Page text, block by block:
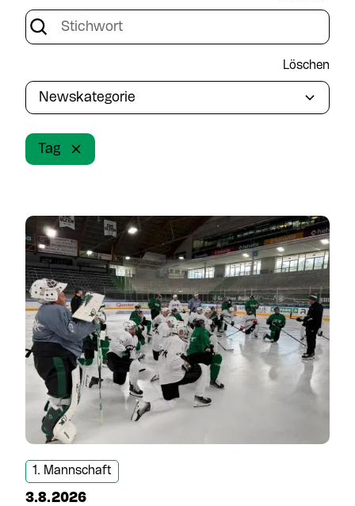
Löschen
Newskategorie
Tag
1. Mannschaft
3.8.2026